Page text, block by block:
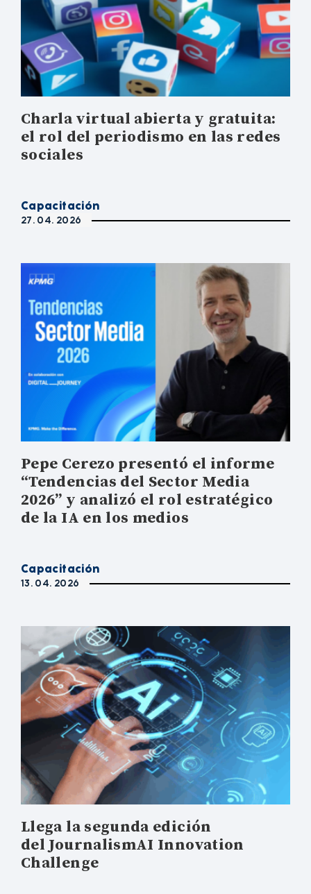
Charla virtual abierta y gratuita:
el rol del periodismo en las redes
sociales
Capacitación
27. 04. 2026
Pepe Cerezo presentó el informe
“Tendencias del Sector Media
2026” y analizó el rol estratégico
de la IA en los medios
Capacitación
13. 04. 2026
Llega la segunda edición
del JournalismAI Innovation
Challenge